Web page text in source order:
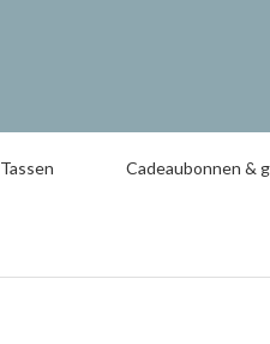
Tassen Cadeaubonnen &